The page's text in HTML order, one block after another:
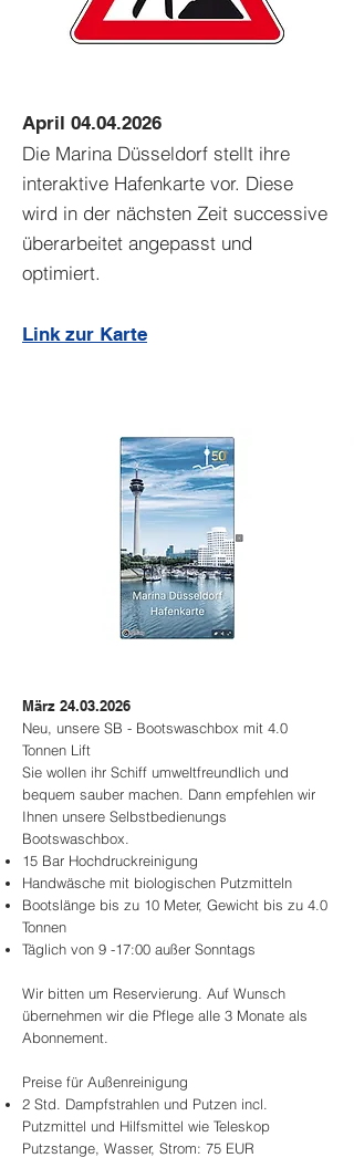
April 04.04.2026
Die Marina Düsseldorf stellt ihre
interaktive Hafenkarte vor. Diese
wird in der nächsten Zeit successive
überarbeitet angepasst und
optimiert.
Link zur Karte
März 24.03.2026
Neu, unsere SB - Bootswaschbox mit 4.0
Tonnen Lift
Sie wollen ihr Schiff umweltfreundlich und
bequem sauber machen. Dann empfehlen wir
Ihnen unsere Selbstbedienungs
Bootswaschbox.
15 Bar Hochdruckreinigung
Handwäsche mit biologischen Putzmitteln
Bootslänge bis zu 10 Meter, Gewicht bis zu 4.0
Tonnen
Täglich von 9 -17:00 außer Sonntags
Wir bitten um Reservierung. Auf Wunsch
übernehmen wir die Pflege alle 3 Monate als
Abonnement.
Preise für Außenreinigung
2 Std. Dampfstrahlen und Putzen incl.
Putzmittel und Hilfsmittel wie Teleskop
Putzstange, Wasser, Strom: 75 EUR